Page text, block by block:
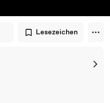
Lesezeichen